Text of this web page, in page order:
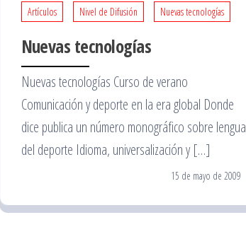
Artículos Nivel de Difusión Nuevas tecnologías
Nuevas tecnologías
Nuevas tecnologías Curso de verano
Comunicación y deporte en la era global Donde
dice publica un número monográfico sobre lengua
del deporte Idioma, universalización y […]
15 de mayo de 2009